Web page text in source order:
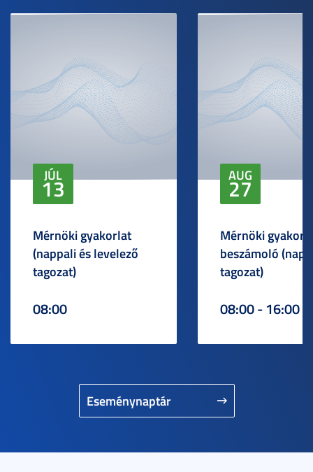
Eseménynaptár
JÚL
13
Mérnöki gyakorlat
(nappali és levelező
tagozat)
08:00
AUG
27
Mérnöki
beszámoló
tagozat)
08:00 - 16:00